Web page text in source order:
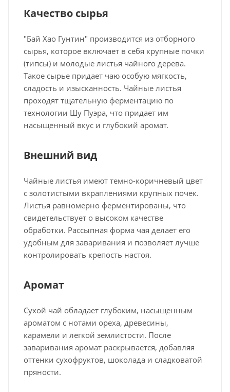
Качество сырья
"Бай Хао Гунтин" производится из отборного
сырья, которое включает в себя крупные почки
(типсы) и молодые листья чайного дерева.
Такое сырье придает чаю особую мягкость,
сладость и изысканность. Чайные листья
проходят тщательную ферментацию по
технологии Шу Пуэра, что придает им
насыщенный вкус и глубокий аромат.
Внешний вид
Чайные листья имеют темно-коричневый цвет
с золотистыми вкраплениями крупных почек.
Листья равномерно ферментированы, что
свидетельствует о высоком качестве
обработки. Рассыпная форма чая делает его
удобным для заваривания и позволяет лучше
контролировать крепость настоя.
Аромат
Сухой чай обладает глубоким, насыщенным
ароматом с нотами ореха, древесины,
карамели и легкой землистости. После
заваривания аромат раскрывается, добавляя
оттенки сухофруктов, шоколада и сладковатой
пряности.